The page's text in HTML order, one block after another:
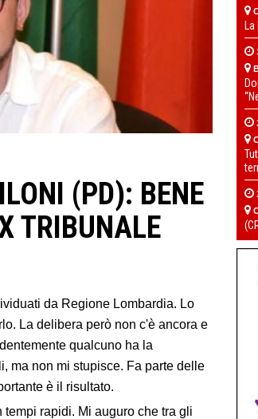
(PD): BENE
TRIBUNALE
da Regione Lombardia. Lo
La delibera però non c'è ancora e
qualcuno ha la
ma non mi stupisce. Fa parte delle
è il risultato.
rapidi. Mi auguro che tra gli